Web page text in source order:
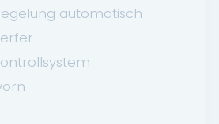
automatisch